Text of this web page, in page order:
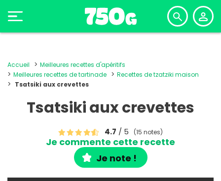
Accueil
Meilleures recettes d'apéritifs
Meilleures recettes de tartinade
Recettes de tzatziki maison
Tsatsiki aux crevettes
Tsatsiki aux crevettes
4.7 / 5 (15 notes)
Je commente cette recette
Je note !